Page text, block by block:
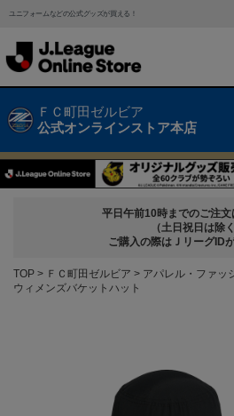
ユニフォームなどの公式グッズが買える！
ＦＣ町田ゼルビア
公式オンラインストア本店
平日午前10時までのご注文
（土日祝日は除く
ご購入の際はＪリーグID
TOP ＦＣ町田ゼルビア アパレル・ファッ
ウィメンズバケットハット